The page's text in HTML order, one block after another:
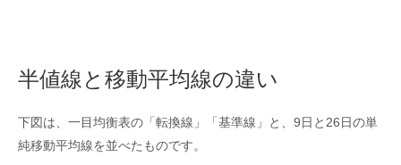
半値線と移動平均線の違い
下図は、一目均衡表の「転換線」「基準線」と、9日と26日の単
純移動平均線を並べたものです。